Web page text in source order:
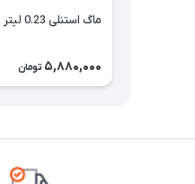
ماگ استنلی 0.23 لیتر
5,880,000 تومان